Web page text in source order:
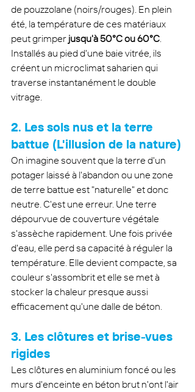
de pouzzolane (noirs/rouges). En plein
été, la température de ces matériaux
peut grimper jusqu'à 50°C ou 60°C.
Installés au pied d'une baie vitrée, ils
créent un microclimat saharien qui
traverse instantanément le double
vitrage.
2. Les sols nus et la terre
battue (L'illusion de la nature)
On imagine souvent que la terre d'un
potager laissé à l'abandon ou une zone
de terre battue est "naturelle" et donc
neutre. C'est une erreur. Une terre
dépourvue de couverture végétale
s'assèche rapidement. Une fois privée
d'eau, elle perd sa capacité à réguler la
température. Elle devient compacte, sa
couleur s'assombrit et elle se met à
stocker la chaleur presque aussi
efficacement qu'une dalle de béton.
3. Les clôtures et brise-vues
rigides
Les clôtures en aluminium foncé ou les
murs d'enceinte en béton brut n'ont l'air